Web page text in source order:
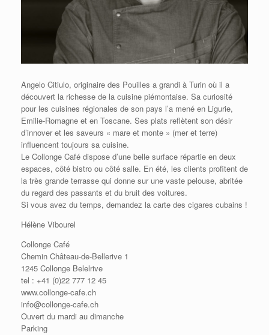
Angelo Citiulo, originaire des Pouilles a grandi à Turin où il a
découvert la richesse de la cuisine piémontaise. Sa curiosité
pour les cuisines régionales de son pays l’a mené en Ligurie,
Emilie-Romagne et en Toscane. Ses plats reflètent son désir
d’innover et les saveurs « mare et monte » (mer et terre)
influencent toujours sa cuisine.
Le Collonge Café dispose d’une belle surface répartie en deux
espaces, côté bistro ou côté salle. En été, les clients profitent de
la très grande terrasse qui donne sur une vaste pelouse, abritée
du regard des passants et du bruit des voitures.
Si vous avez du temps, demandez la carte des cigares cubains !
Hélène Vibourel
Collonge Café
Chemin Château-de-Bellerive 1
1245 Collonge Belelrive
tel : +41 (0)22 777 12 45
www.collonge-cafe.ch
info@collonge-cafe.ch
Ouvert du mardi au dimanche
Parking